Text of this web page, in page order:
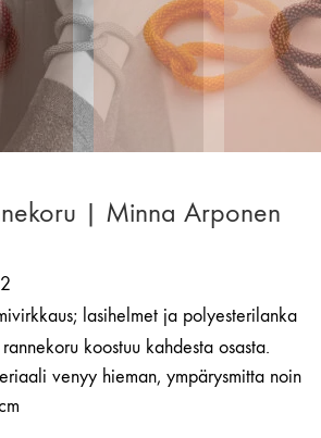
| Minna Arponen
lasihelmet ja polyesterilanka
koostuu kahdesta osasta.
venyy hieman, ympärysmitta noin